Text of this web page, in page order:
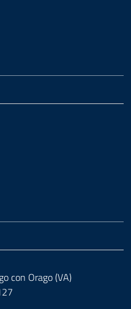
con Orago (VA)